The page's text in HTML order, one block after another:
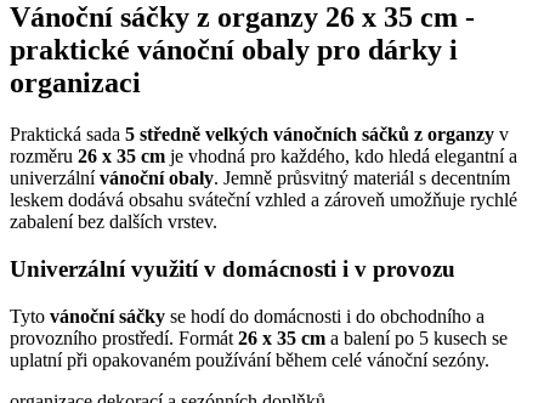
Vánoční sáčky z organzy 26 x 35 cm -
praktické vánoční obaly pro dárky i
organizaci
Praktická sada 5 středně velkých vánočních sáčků z organzy v
rozměru 26 x 35 cm je vhodná pro každého, kdo hledá elegantní a
univerzálnívánoční obaly. Jemně průsvitný materiál s decentním
leskem dodává obsahu sváteční vzhled a zároveň umožňuje rychlé
zabalení bez dalších vrstev.
Univerzální využití v domácnosti i v provozu
Tyto vánoční sáčky se hodí do domácnosti i do obchodního a
provozního prostředí. Formát 26 x 35 cm a balení po 5 kusech se
uplatní při opakovaném používání během celé vánoční sezóny.